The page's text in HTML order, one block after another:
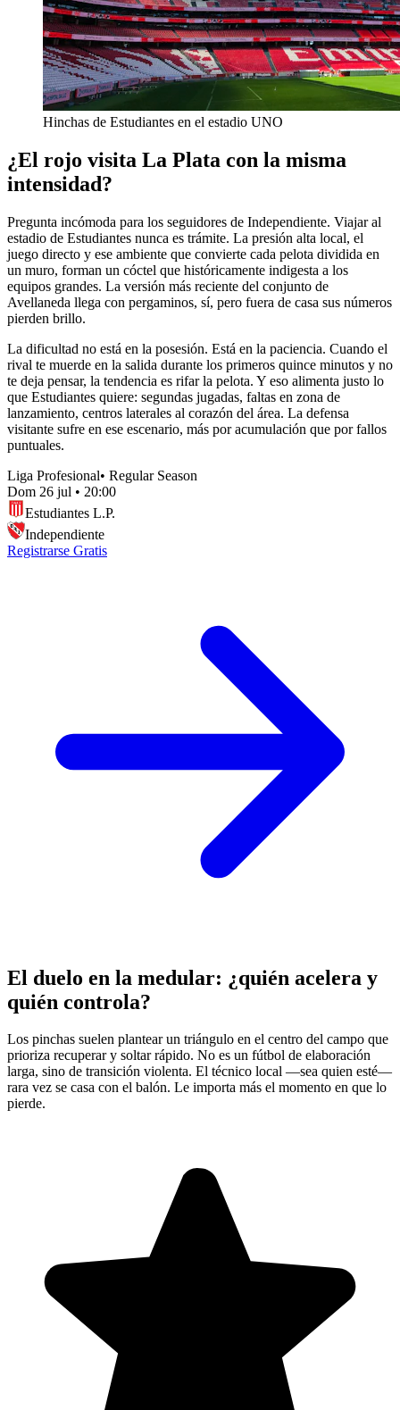
Hinchas de Estudiantes en el estadio UNO
¿El rojo visita La Plata con la misma
intensidad?
Pregunta incómoda para los seguidores de Independiente. Viajar al
estadio de Estudiantes nunca es trámite. La presión alta local, el
juego directo y ese ambiente que convierte cada pelota dividida en
un muro, forman un cóctel que históricamente indigesta a los
equipos grandes. La versión más reciente del conjunto de
Avellaneda llega con pergaminos, sí, pero fuera de casa sus números
pierden brillo.
La dificultad no está en la posesión. Está en la paciencia. Cuando el
rival te muerde en la salida durante los primeros quince minutos y no
te deja pensar, la tendencia es rifar la pelota. Y eso alimenta justo lo
que Estudiantes quiere: segundas jugadas, faltas en zona de
lanzamiento, centros laterales al corazón del área. La defensa
visitante sufre en ese escenario, más por acumulación que por fallos
puntuales.
Liga Profesional• Regular Season
Dom 26 jul • 20:00
Estudiantes L.P.
Independiente
Registrarse Gratis
El duelo en la medular: ¿quién acelera y
quién controla?
Los pinchas suelen plantear un triángulo en el centro del campo que
prioriza recuperar y soltar rápido. No es un fútbol de elaboración
larga, sino de transición violenta. El técnico local —sea quien esté—
rara vez se casa con el balón. Le importa más el momento en que lo
pierde.